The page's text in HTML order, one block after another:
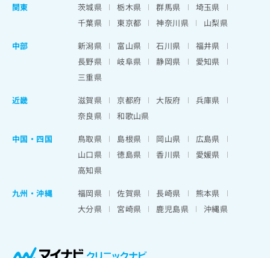
関東
茨城県 栃木県 群馬県
埼玉県
千葉県
東京都 神奈川県
山梨県
中部
新潟県 富山県 石川県
福井県
長野県
岐阜県 静岡県
愛知県
三重県
近畿
滋賀県 京都府 大阪府
兵庫県
奈良県
和歌山県
中国・四国
鳥取県 島根県 岡山県
広島県
山口県
徳島県 香川県
愛媛県
高知県
九州・沖縄
福岡県 佐賀県 長崎県
熊本県
大分県
宮崎県 鹿児島県 沖縄県